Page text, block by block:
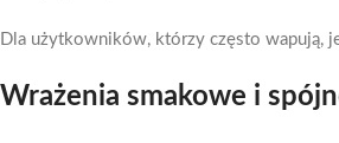
Dla użytkowników, którzy często wapują,
Wrażenia smakowe i